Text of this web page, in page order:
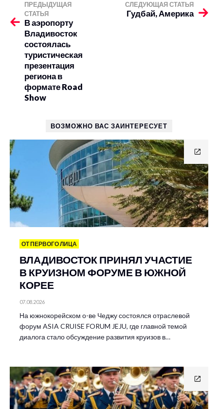
ПРЕДЫДУЩАЯ
СТАТЬЯ
В аэропорту
Владивосток
состоялась
туристическая
презентация
региона в
формате Road
Show
СЛЕДУЮЩАЯ СТАТЬЯ
Гудбай, Америка
ВОЗМОЖНО ВАС ЗАИНТЕРЕСУЕТ
ОТ ПЕРВОГО ЛИЦА
ВЛАДИВОСТОК ПРИНЯЛ УЧАСТИЕ
В КРУИЗНОМ ФОРУМЕ В ЮЖНОЙ
КОРЕЕ
07.08.2026
На южнокорейском о-ве Чеджу состоялся отраслевой
форум ASIA CRUISE FORUM JEJU, где главной темой
диалога стало обсуждение развития круизов в…